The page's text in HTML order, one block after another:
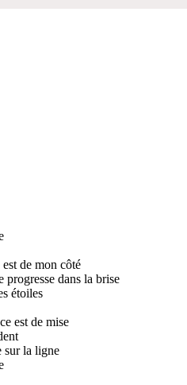
de mon côté
progresse dans la brise
étoiles
est de mise
sur la ligne